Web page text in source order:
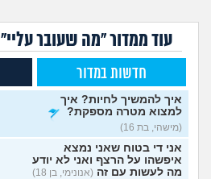
עוד ממדור "מה שעובר עליי"
חדשות במדור
איך להמשיך לחיות? איך
למצוא מטרה מספקת?
(מישהי, בת 16)
אני די בטוח שאני נמצא
איפשהו על הרצף ואני לא יודע
מה לעשות עם זה (אנונימי, בן 18)